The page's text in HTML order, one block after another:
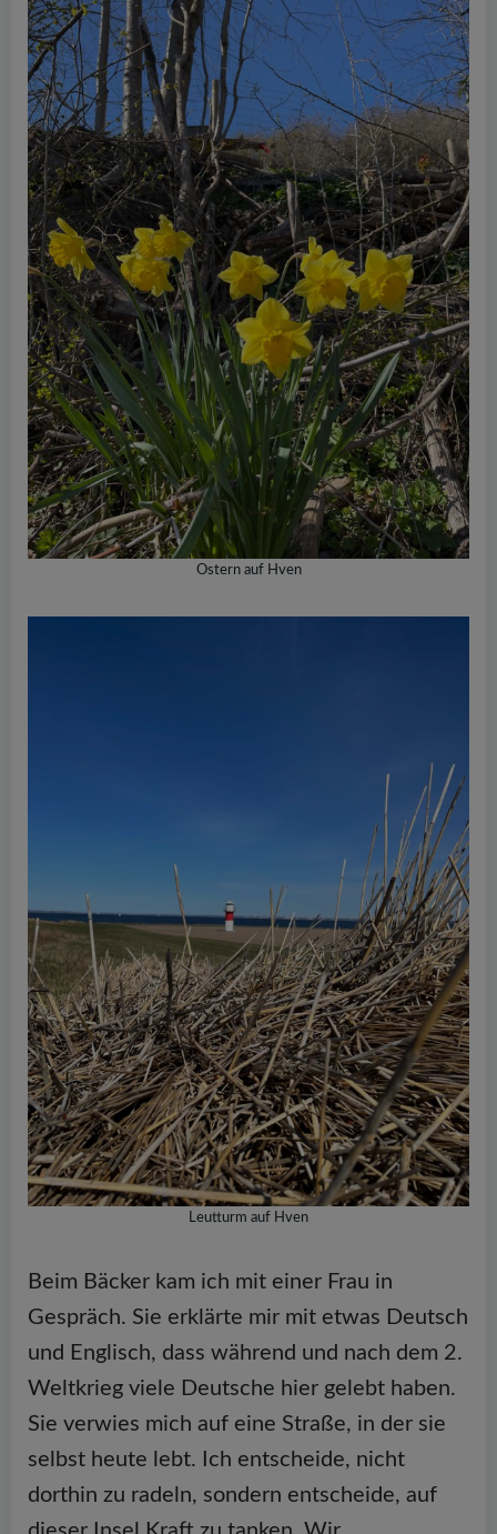
Ostern auf Hven
Leutturm auf Hven
Beim Bäcker kam ich mit einer Frau in
Gespräch. Sie erklärte mir mit etwas Deutsch
und Englisch, dass während und nach dem 2.
Weltkrieg viele Deutsche hier gelebt haben.
Sie verwies mich auf eine Straße, in der sie
selbst heute lebt. Ich entscheide, nicht
dorthin zu radeln, sondern entscheide, auf